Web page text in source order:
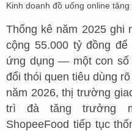
Kinh doanh đồ uống online
Thống kê năm 2025 ghi
cộng 55.000 tỷ đồng
ứng dụng — một con số
đổi thói quen tiêu dùng
năm 2026, thị trường
trì đà tăng trưởng
ShopeeFood tiếp tục